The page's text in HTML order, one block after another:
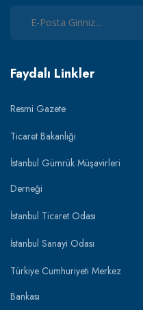
Faydalı Linkler
Resmi Gazete
Ticaret Bakanlığı
İstanbul Gümrük Müşavirleri
Derneği
İstanbul Ticaret Odası
İstanbul Sanayi Odası
Türkiye Cumhuriyeti Merkez
Bankası